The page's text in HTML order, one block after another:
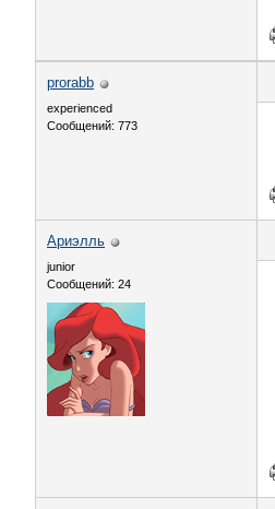
prorabb
experienced
Сообщений: 773
Ариэлль
junior
Сообщений: 24